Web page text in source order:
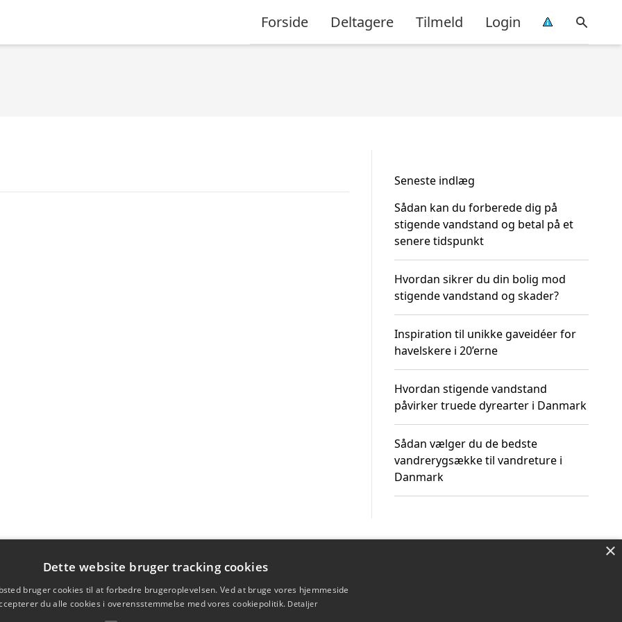
Forside Deltagere Tilmeld Login
Seneste indlæg
Sådan kan du forberede dig på
stigende vandstand og betal på et
senere tidspunkt
Hvordan sikrer du din bolig mod
stigende vandstand og skader?
Inspiration til unikke gaveidéer for
havelskere i 20’erne
Hvordan stigende vandstand
påvirker truede dyrearter i Danmark
Sådan vælger du de bedste
vandrerygsække til vandreture i
Danmark
×
Dette website bruger tracking cookies
bruger cookies til at forbedre brugeroplevelsen. Ved at bruge vores hjemmeside
du alle cookies i overensstemmelse med vores cookiepolitik. Detaljer